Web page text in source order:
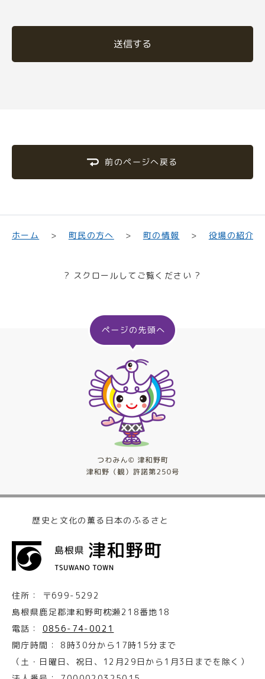
送信する
前のページへ戻る
ホーム 町民の方へ 町の情報 役場の紹介
? スクロールしてご覧ください ?
歴史と文化の薫る日本のふるさと
住所：
〒699-5292
島根県鹿足郡津和野町枕瀬218番地18
電話：
0856-74-0021
開庁時間：
8時30分から17時15分まで
（土・日曜日、祝日、12月29日から1月3日までを除く）